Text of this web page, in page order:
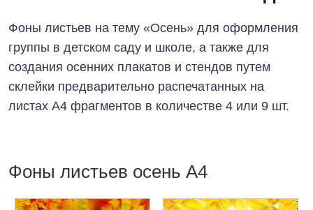
Фоны листьев на тему «Осень» для оформления
группы в детском саду и школе, а также для
создания осенних плакатов и стендов путем
склейки предварительно распечатанных на
листах А4 фрагментов в количестве 4 или 9 шт.
Фоны листьев осень А4